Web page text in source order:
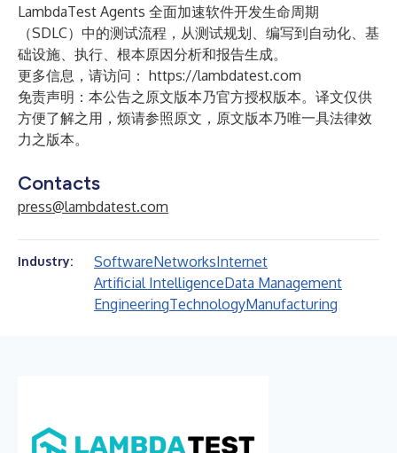
LambdaTest Agents 全面加速软件开发生命周期
（SDLC）中的测试流程，从测试规划、编写到自动化、基
础设施、执行、根本原因分析和报告生成。
更多信息，请访问： https://lambdatest.com
免责声明：本公告之原文版本乃官方授权版本。译文仅供
方便了解之用，烦请参照原文，原文版本乃唯一具法律效
力之版本。
Contacts
press@lambdatest.com
Industry: SoftwareNetworksInternet
Artificial IntelligenceData Management
EngineeringTechnologyManufacturing